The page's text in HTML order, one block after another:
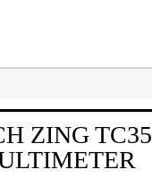
ZING TC35